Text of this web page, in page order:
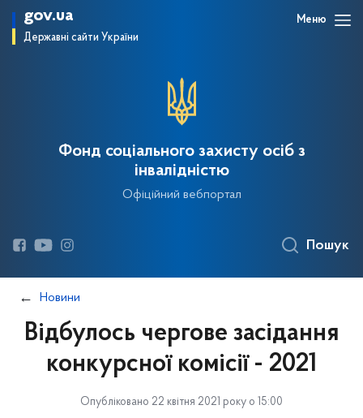
gov.ua
Державні сайти України
Меню
Фонд соціального захисту осіб з
інвалідністю
Офіційний вебпортал
Пошук
Новини
Відбулось чергове засідання
конкурсної комісії - 2021
Опубліковано 22 квітня 2021 року о 15:00